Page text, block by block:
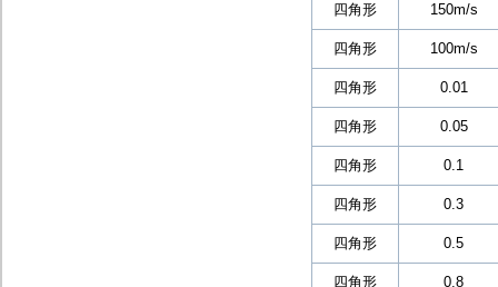
四角形 150m/s
四角形 100m/s
四角形 0.01
四角形 0.05
四角形 0.1
四角形 0.3
四角形 0.5
四角形 0.8